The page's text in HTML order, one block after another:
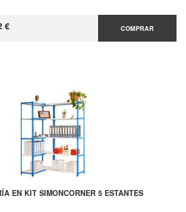
€ COMPRAR
EN KIT SIMONCORNER 5 ESTANTES